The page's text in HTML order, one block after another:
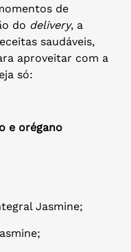
de
do delivery, a
saudáveis,
aproveitar com a
só:
e orégano
Jasmine;